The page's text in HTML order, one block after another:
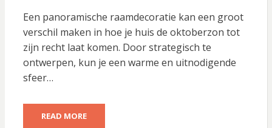
Een panoramische raamdecoratie kan een groot
verschil maken in hoe je huis de oktoberzon tot
zijn recht laat komen. Door strategisch te
ontwerpen, kun je een warme en uitnodigende
sfeer…
READ MORE